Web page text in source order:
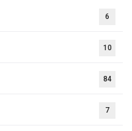
6
10
84
7